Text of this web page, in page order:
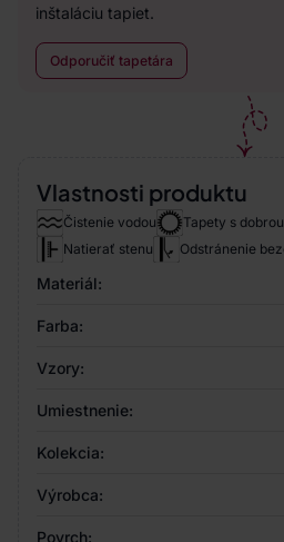
inštaláciu tapiet.
Odporučiť tapetára
Vlastnosti produktu
Čistenie vodou
Tapety s
Natierať stenu
Odstránenie
Materiál:
Farba:
Vzory:
Umiestnenie:
Kolekcia:
Výrobca:
Povrch: